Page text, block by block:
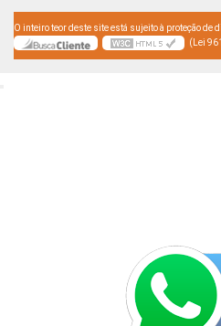
O inteiro teor deste site está sujeito à proteção de
(Lei